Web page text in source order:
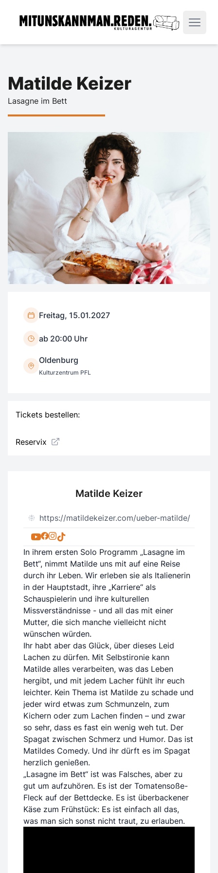
Matilde Keizer
Lasagne im Bett
Freitag, 15.01.2027
ab 20:00 Uhr
Oldenburg
Kulturzentrum PFL
Tickets bestellen:
Reservix
Matilde Keizer
https://matildekeizer.com/ueber-matilde/
In ihrem ersten Solo Programm „Lasagne im
Bett“, nimmt Matilde uns mit auf eine Reise
durch ihr Leben. Wir erleben sie als Italienerin
in der Hauptstadt, ihre „Karriere“ als
Schauspielerin und ihre kulturellen
Missverständnisse - und all das mit einer
Mutter, die sich manche vielleicht nicht
wünschen würden.
Ihr habt aber das Glück, über dieses Leid
Lachen zu dürfen. Mit Selbstironie kann
Matilde alles verarbeiten, was das Leben
hergibt, und mit jedem Lacher fühlt ihr euch
leichter. Kein Thema ist Matilde zu schade und
jeder wird etwas zum Schmunzeln, zum
Kichern oder zum Lachen finden – und zwar
so sehr, dass es fast ein wenig weh tut. Der
Spagat zwischen Schmerz und Humor. Das ist
Matildes Comedy. Und ihr dürft es im Spagat
herzlich genießen.
„Lasagne im Bett“ ist was Falsches, aber zu
gut um aufzuhören. Es ist der Tomatensoße-
Fleck auf der Bettdecke. Es ist überbackener
Käse zum Frühstück: Es ist einfach all das,
was man sich sonst nicht traut, zu erlauben.